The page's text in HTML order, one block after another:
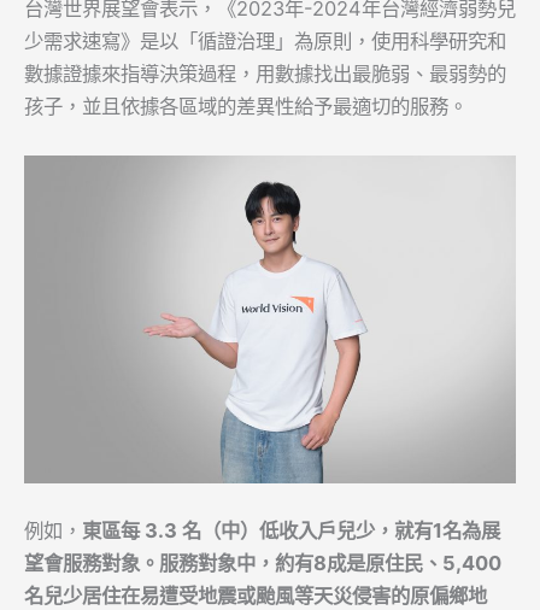
台灣世界展望會表示，《2023年-2024年台灣經濟弱勢兒
少需求速寫》是以「循證治理」為原則，使用科學研究和
數據證據來指導決策過程，用數據找出最脆弱、最弱勢的
孩子，並且依據各區域的差異性給予最適切的服務。
例如， 東區每3.3 名（中）低收入戶兒少，就有1名為展
望會服務對象。服務對象中，約有8成是原住民、 5,400
名兒少居住在易遭受地震或颱風等天災侵害的原偏鄉地